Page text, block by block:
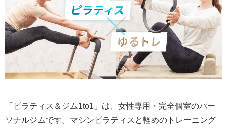
「ピラティス＆ジム1to1」は、女性専用・完全個室のパー
ソナルジムです。マシンピラティスと軽めのトレーニング